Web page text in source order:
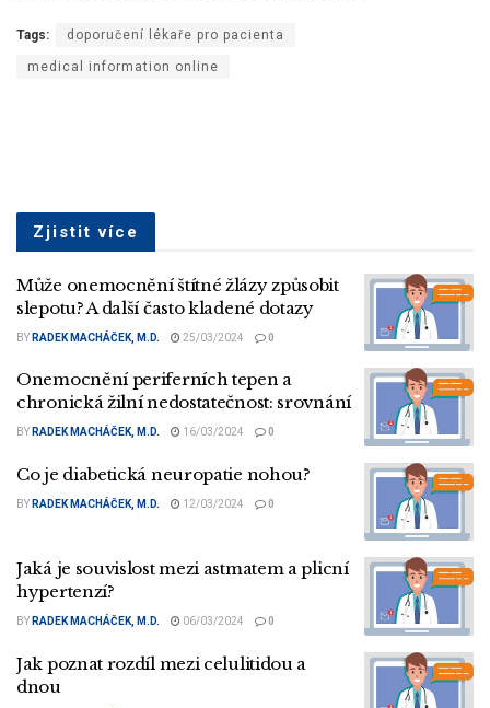
Tags: doporučení lékaře pro pacienta
medical information online
Zjistit více
Může onemocnění štítné žlázy způsobit
slepotu? A další často kladené dotazy
BY RADEK MACHÁČEK, M.D. 25/03/2024 0
Onemocnění periferních tepen a
chronická žilní nedostatečnost: srovnání
BY RADEK MACHÁČEK, M.D. 16/03/2024 0
Co je diabetická neuropatie nohou?
BY RADEK MACHÁČEK, M.D. 12/03/2024 0
Jaká je souvislost mezi astmatem a plicní
hypertenzí?
BY RADEK MACHÁČEK, M.D. 06/03/2024 0
Jak poznat rozdíl mezi celulitidou a
dnou